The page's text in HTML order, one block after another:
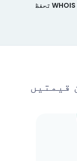
WHOIS تحفظ